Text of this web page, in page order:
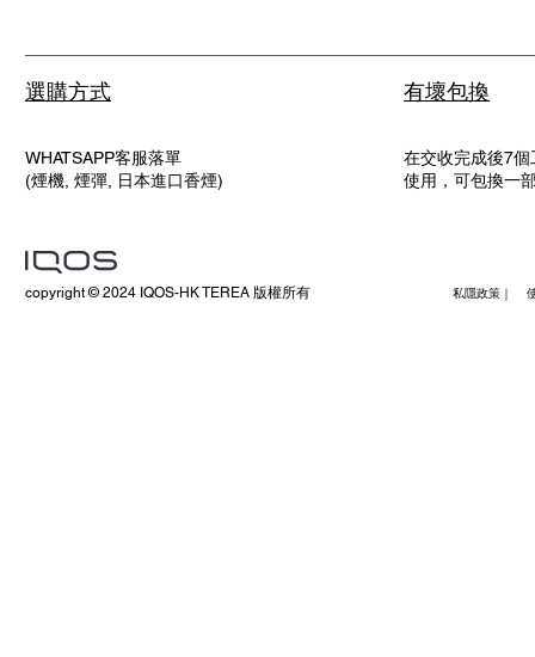
選購方式
WHATSAPP客服落單
(煙機, 煙彈, 日本進口香煙)
有壞包換
在交收完成後7
使用，可包換一
copyright © 2024 IQOS-HK TEREA 版權所有 私隱政策｜